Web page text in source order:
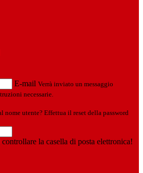
E-mail Verrà inviato un messaggio
necessarie.
nome utente? Effettua il reset della password
la casella di posta elettronica!